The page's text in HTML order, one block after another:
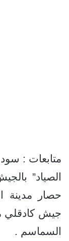
متابعات :
الصياد”
حصار مدينة
السماسم .